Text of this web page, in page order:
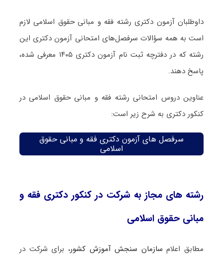
داوطلبان آزمون دکتری رشته فقه و مبانی حقوق اسلامی لازم
است به همه سؤالات سرفصل‌های امتحانی آزمون دکتری این
رشته که در دفترچه‌ ثبت نام آزمون دکتری ۱۴۰۵ معرفی شده،
پاسخ دهند.
عناوین دروس امتحانی رشته فقه و مبانی حقوق اسلامی در
کنکور دکتری به شرح زیر است:
سرفصل های آزمون دکتری فقه و مبانی حقوق
اسلامی
رشته های مجاز به شرکت در کنکور دکتری فقه و
مبانی حقوق اسلامی
مطابق اعلامسازمان سنجش آموزش کشور، برای شرکت در